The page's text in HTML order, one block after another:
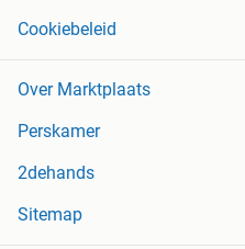
Cookiebeleid
Over Marktplaats
Perskamer
2dehands
Sitemap